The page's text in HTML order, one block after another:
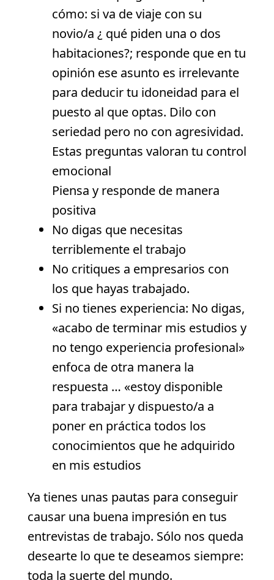
cómo: si va de viaje con su
novio/a ¿ qué piden una o dos
habitaciones?; responde que en tu
opinión ese asunto es irrelevante
para deducir tu idoneidad para el
puesto al que optas. Dilo con
seriedad pero no con agresividad.
Estas preguntas valoran tu control
emocional
Piensa y responde de manera
positiva
No digas que necesitas
terriblemente el trabajo
No critiques a empresarios con
los que hayas trabajado.
Si no tienes experiencia: No digas,
«acabo de terminar mis estudios y
no tengo experiencia profesional»
enfoca de otra manera la
respuesta … «estoy disponible
para trabajar y dispuesto/a a
poner en práctica todos los
conocimientos que he adquirido
en mis estudios
Ya tienes unas pautas para conseguir
causar una buena impresión en tus
entrevistas de trabajo. Sólo nos queda
desearte lo que te deseamos siempre:
toda la suerte del mundo.